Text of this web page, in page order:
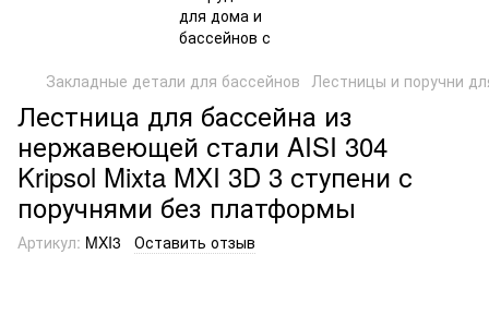
Закладные детали для бассейнов Лестницы и поручни
Лестница для бассейна из
нержавеющей стали AISI 304
Kripsol Mixta MXI 3D 3 ступени с
поручнями без платформы
Артикул: MXI3 Оставить отзыв